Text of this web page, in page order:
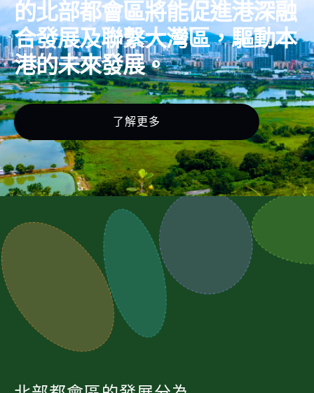
的北部都會區將能促進港深融
合發展及聯繫大灣區，驅動本
港的未來發展。
了解更多